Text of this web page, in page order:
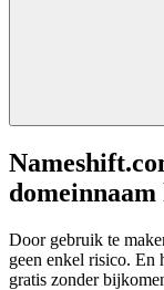
domeinnaam
Door gebruik te
geen enkel risico. En
gratis zonder